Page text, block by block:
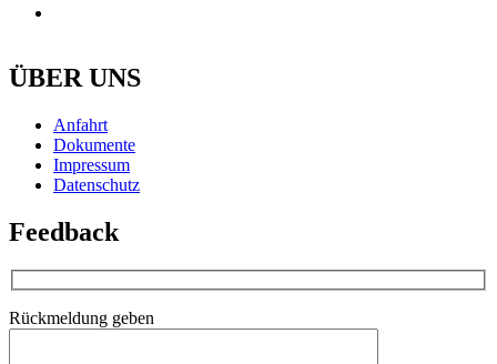
ÜBER UNS
Anfahrt
Dokumente
Impressum
Datenschutz
Feedback
Rückmeldung geben